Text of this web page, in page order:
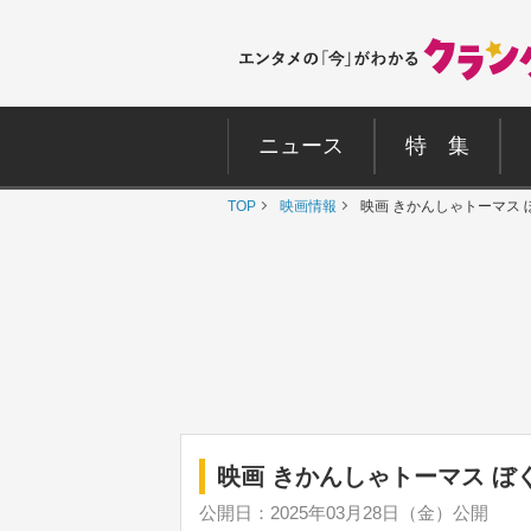
ニュース 特 集
TOP 映画情報 映画 きかんしゃトーマス
映画 きかんしゃトーマス ぼ
公開日：2025年03月28日（金）公開